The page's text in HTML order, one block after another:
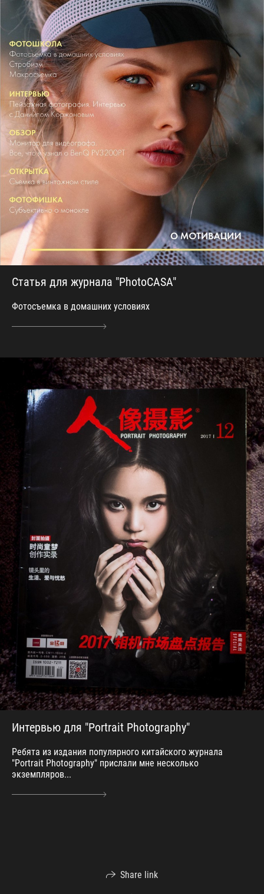
Статья для журнала "PhotoCASA"
Фотосъемка в домашних условиях
Интервью для "Portrait Photography"
Ребята из издания популярного китайского журнала
"Portrait Photography" прислали мне несколько
экземпляров...
Share link